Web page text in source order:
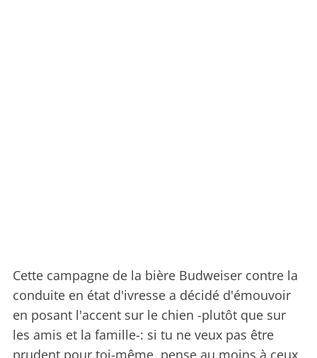
Cette campagne de la bière Budweiser contre la
conduite en état d'ivresse a décidé d'émouvoir
en posant l'accent sur le chien -plutôt que sur
les amis et la famille-: si tu ne veux pas être
prudent pour toi-même, pense au moins à ceux